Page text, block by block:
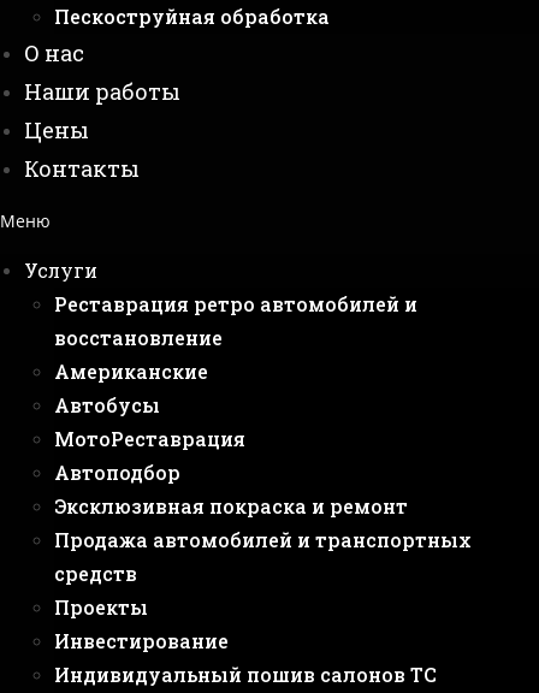
Пескоструйная обработка
О нас
Наши работы
Цены
Контакты
Меню
Услуги
Реставрация ретро автомобилей и
восстановление
Американские
Автобусы
МотоРеставрация
Автоподбор
Эксклюзивная покраска и ремонт
Продажа автомобилей и транспортных
средств
Проекты
Инвестирование
Индивидуальный пошив салонов ТС